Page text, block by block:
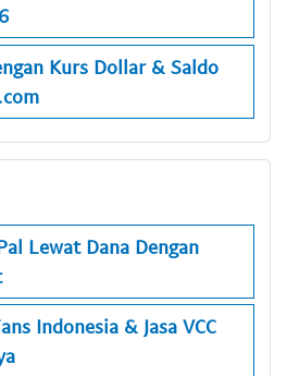
Kurs Dollar & Saldo
Lewat Dana Dengan
Indonesia & Jasa VCC